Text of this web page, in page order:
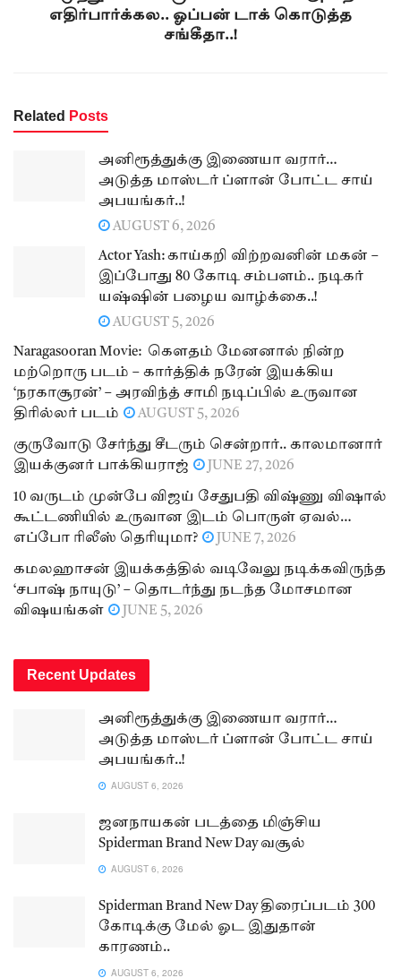
எதிர்பார்க்கல.. ஓப்பன் டாக் கொடுத்த
சங்கீதா..!
Related Posts
அனிரூத்துக்கு இணையா வரார்…
அடுத்த மாஸ்டர் ப்ளான் போட்ட சாய்
அபயங்கர்..!
AUGUST 6, 2026
Actor Yash: காய்கறி விற்றவனின் மகன் –
இப்போது 80 கோடி சம்பளம்.. நடிகர்
யஷ்ஷின் பழைய வாழ்க்கை..!
AUGUST 5, 2026
Naragasooran Movie: கௌதம் மேனனால் நின்ற
மற்றொரு படம் – கார்த்திக் நரேன் இயக்கிய
‘நரகாசூரன்’ – அரவிந்த் சாமி நடிப்பில் உருவான
திரில்லர் படம்
AUGUST 5, 2026
குருவோடு சேர்ந்து சீடரும் சென்றார்.. காலமானார்
இயக்குனர் பாக்கியராஜ்
JUNE 27, 2026
10 வருடம் முன்பே விஜய் சேதுபதி விஷ்ணு விஷால்
கூட்டணியில் உருவான இடம் பொருள் ஏவல்…
எப்போ ரிலீஸ் தெரியுமா?
JUNE 7, 2026
கமலஹாசன் இயக்கத்தில் வடிவேலு நடிக்கவிருந்த
‘சபாஷ் நாயுடு’ – தொடர்ந்து நடந்த மோசமான
விஷயங்கள்
JUNE 5, 2026
Recent Updates
அனிரூத்துக்கு இணையா வரார்…
அடுத்த மாஸ்டர் ப்ளான் போட்ட சாய்
அபயங்கர்..!
AUGUST 6, 2026
ஜனநாயகன் படத்தை மிஞ்சிய
Spiderman Brand New Day வசூல்
AUGUST 6, 2026
Spiderman Brand New Day திரைப்படம் 300
கோடிக்கு மேல் ஓட இதுதான்
காரணம்..
AUGUST 6, 2026